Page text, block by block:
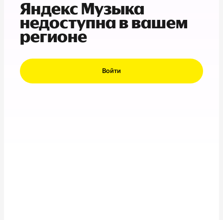
Яндекс Музыка
недоступна в вашем
регионе
Войти